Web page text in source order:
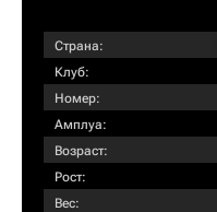
Страна:
Клуб:
Номер:
Амплуа:
Возраст:
Рост:
Вес: